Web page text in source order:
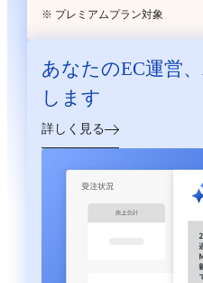
※ プレミアムプラン対象
あなたのEC運営、
します
詳しく見る